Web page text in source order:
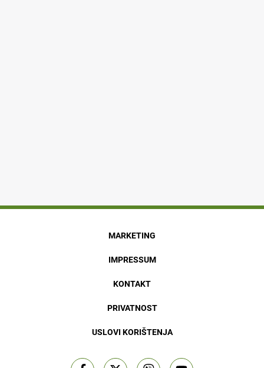
MARKETING
IMPRESSUM
KONTAKT
PRIVATNOST
USLOVI KORIŠTENJA